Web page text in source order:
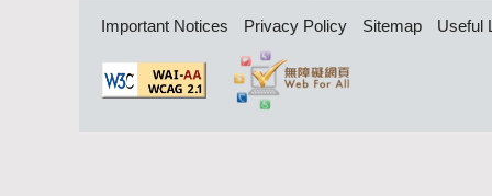
Important Notices Privacy Policy Sitemap Useful